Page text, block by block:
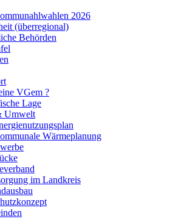
2026
(überregional)
Behörden
VGem ?
Lage
Umwelt
Wärmeplanung
im Landkreis